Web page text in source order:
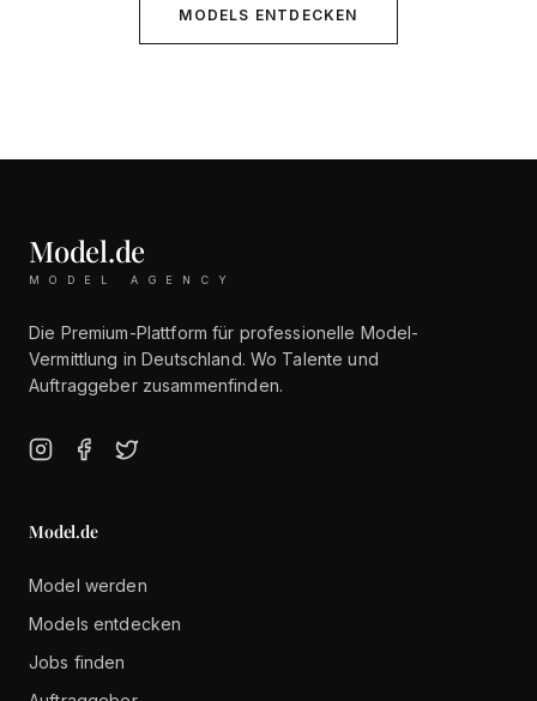
MODELS ENTDECKEN
Model.de
MODEL AGENCY
Die Premium-Plattform für professionelle Model-
Vermittlung in Deutschland. Wo Talente und
Auftraggeber zusammenfinden.
Model.de
Model werden
Models entdecken
Jobs finden